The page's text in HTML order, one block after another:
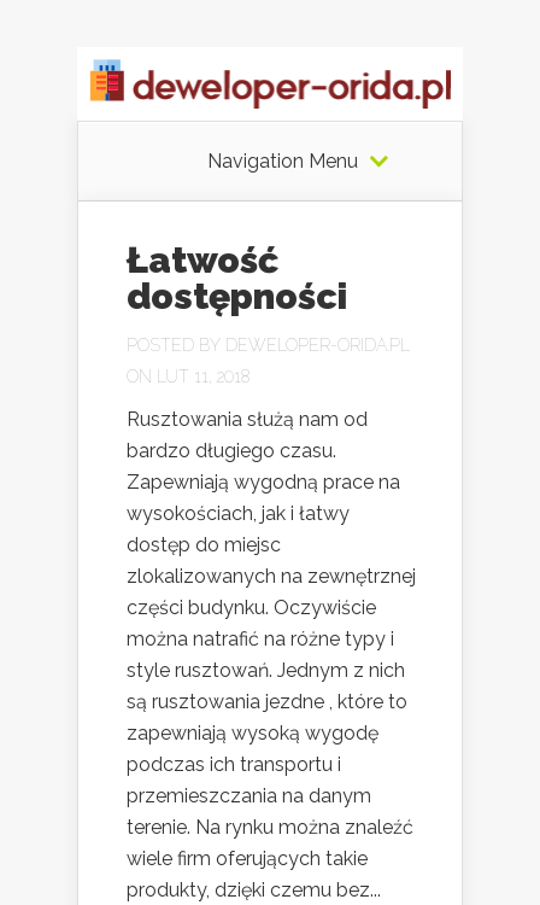
Navigation Menu
Łatwość
dostępności
POSTED BY DEWELOPER-ORIDA.PL
ON LUT 11, 2018
Rusztowania służą nam od
bardzo długiego czasu.
Zapewniają wygodną prace na
wysokościach, jak i łatwy
dostęp do miejsc
zlokalizowanych na zewnętrznej
części budynku. Oczywiście
można natrafić na różne typy i
style rusztowań. Jednym z nich
są rusztowania jezdne , które to
zapewniają wysoką wygodę
podczas ich transportu i
przemieszczania na danym
terenie. Na rynku można znaleźć
wiele firm oferujących takie
produkty, dzięki czemu bez...